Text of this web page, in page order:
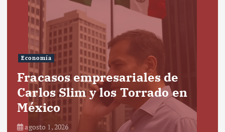
Economía
Fracasos empresariales de
Carlos Slim y los Torrado en
México
agosto 1, 2026